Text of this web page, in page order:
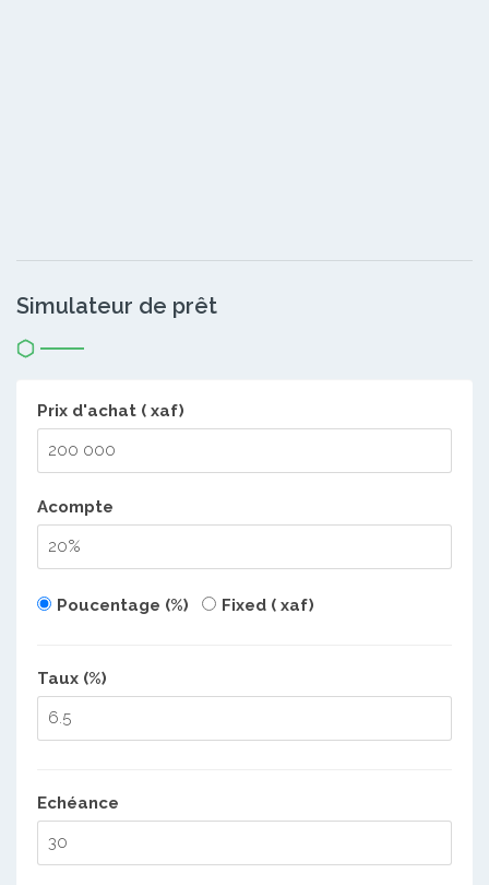
Simulateur de prêt
Prix d'achat ( xaf)
Acompte
Poucentage (%) Fixed ( xaf)
Taux (%)
Echéance